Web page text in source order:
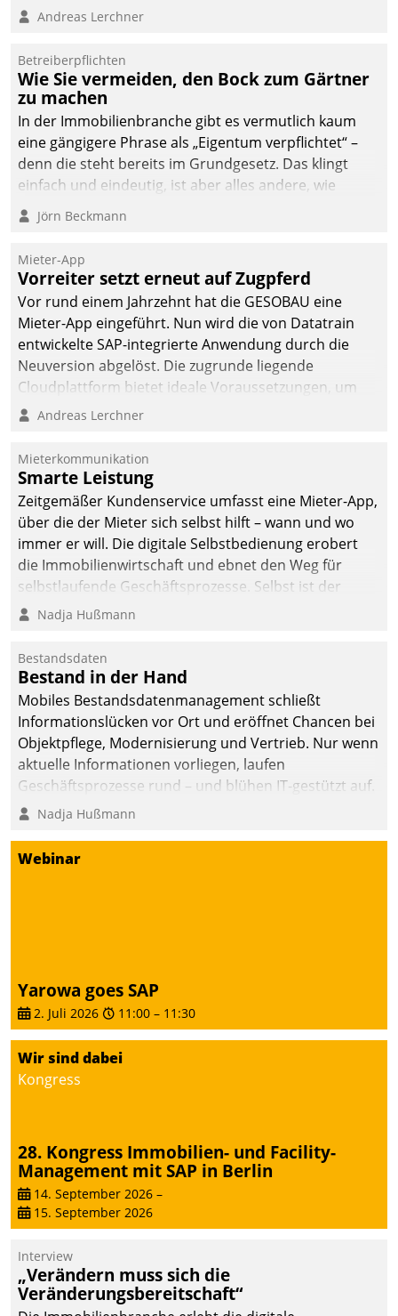
Andreas Lerchner
Betreiberpflichten
Wie Sie vermeiden, den Bock zum Gärtner
zu machen
In der Immobilienbranche gibt es vermutlich kaum
eine gängigere Phrase als „Eigentum verpflichtet“ –
denn die steht bereits im Grundgesetz. Das klingt
einfach und eindeutig, ist aber alles andere, wie
Branchenbeschäftigte wissen. Denn mit der
Verantwortung folgen Verpflichtungen.
Jörn Beckmann
Mieter-App
Vorreiter setzt erneut auf Zugpferd
Vor rund einem Jahrzehnt hat die GESOBAU eine
Mieter-App eingeführt. Nun wird die von Datatrain
entwickelte SAP-integrierte Anwendung durch die
Neuversion abgelöst. Die zugrunde liegende
Cloudplattform bietet ideale Voraussetzungen, um
die Funktionalität der App zu erweitern und weitere
integrieren.
Andreas Lerchner
Mieterkommunikation
Smarte Leistung
Zeitgemäßer Kundenservice umfasst eine Mieter-App,
über die der Mieter sich selbst hilft – wann und wo
immer er will. Die digitale Selbstbedienung erobert
die Immobilienwirtschaft und ebnet den Weg für
selbstlaufende Geschäftsprozesse. Selbst ist der
Kunde und smart der Serviceanbieter.
Nadja Hußmann
Bestandsdaten
Bestand in der Hand
Mobiles Bestandsdatenmanagement schließt
Informationslücken vor Ort und eröffnet Chancen bei
Objektpflege, Modernisierung und Vertrieb. Nur wenn
aktuelle Informationen vorliegen, laufen
Geschäftsprozesse rund – und blühen IT-gestützt auf.
Nadja Hußmann
Webinar
Yarowa goes SAP
2. Juli 2026 11:00 – 11:30
Wir sind dabei
Kongress
28. Kongress Immobilien- und Facility-
Management mit SAP in Berlin
14. September 2026 –
15. September 2026
Interview
„Verändern muss sich die
Veränderungsbereitschaft“